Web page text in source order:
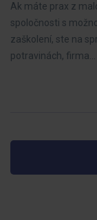
Ak máte prax z
spoločnosti s
zaškolení, ste na
potravinách, firma…